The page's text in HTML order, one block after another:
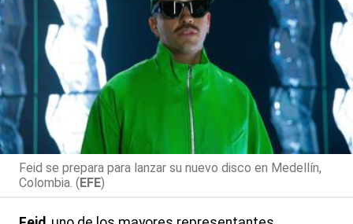
Feid se prepara para lanzar su nuevo disco en Medellín,
Colombia. (EFE)